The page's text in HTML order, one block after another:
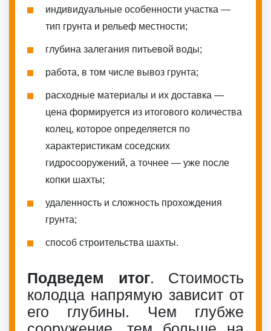
индивидуальные особенности участка —
тип грунта и рельеф местности;
глубина залегания питьевой воды;
работа, в том числе вывоз грунта;
расходные материалы и их доставка —
цена формируется из итогового количества
колец, которое определяется по
характеристикам соседских
гидросооружений, а точнее — уже после
копки шахты;
удаленность и сложность прохождения
грунта;
способ строительства шахты.
Подведем итог. Стоимость
колодца напрямую зависит от
его глубины. Чем глубже